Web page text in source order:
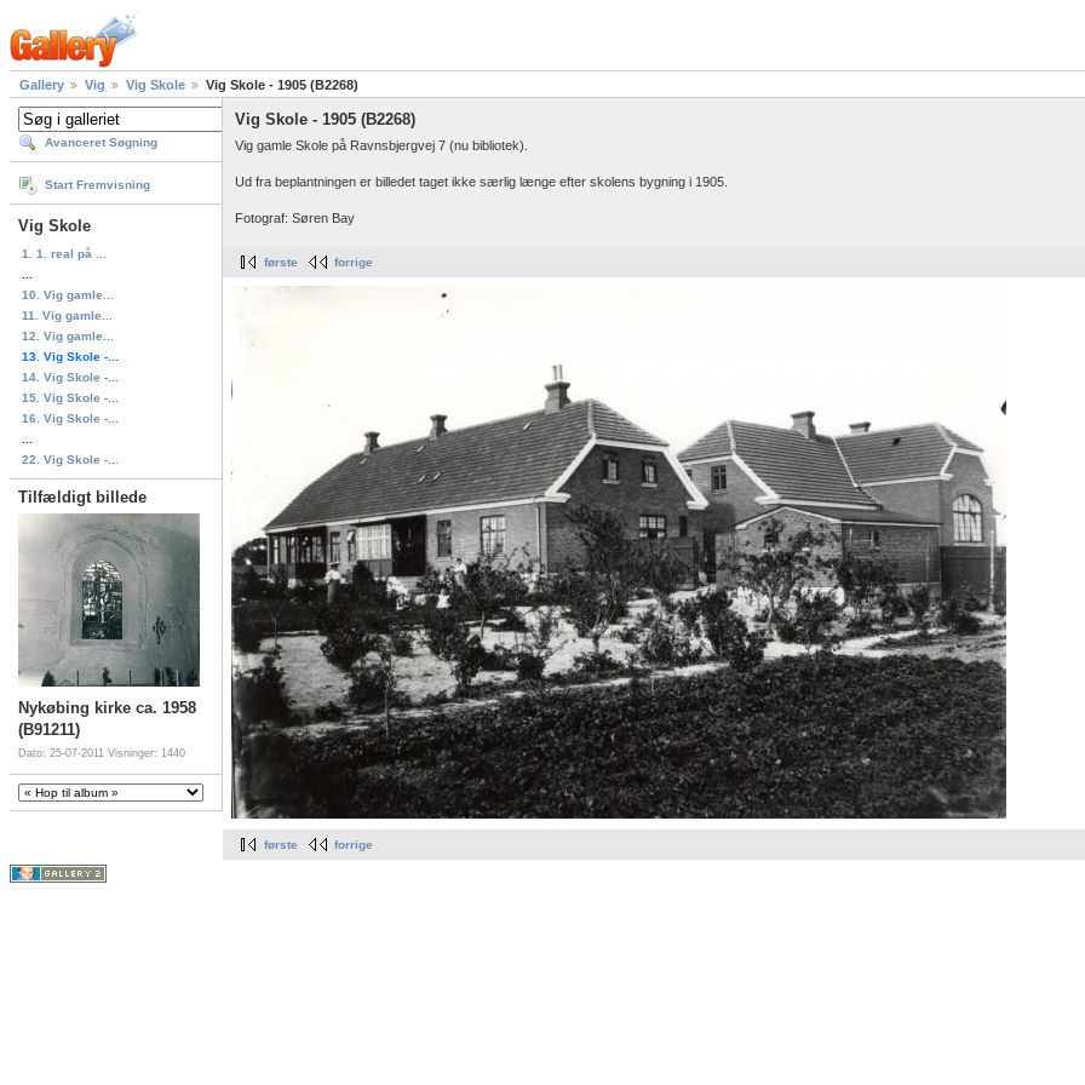
Gallery Vig Vig Skole Vig Skole - 1905 (B2268)
Avanceret Søgning
Start Fremvisning
Vig Skole
1. 1. real på ...
10. Vig gamle...
11. Vig gamle...
12. Vig gamle...
13. Vig Skole -...
14. Vig Skole -...
15. Vig Skole -...
16. Vig Skole -...
22. Vig Skole -...
Tilfældigt billede
Nykøbing kirke ca. 1958
(B91211)
Dato: 25-07-2011 Visninger: 1440
Vig Skole - 1905 (B2268)
Vig gamle Skole på Ravnsbjergvej 7 (nu bibliotek).
Ud fra beplantningen er billedet taget ikke særlig længe efter skolens bygning i 1905.
Fotograf: Søren Bay
første forrige
første forrige